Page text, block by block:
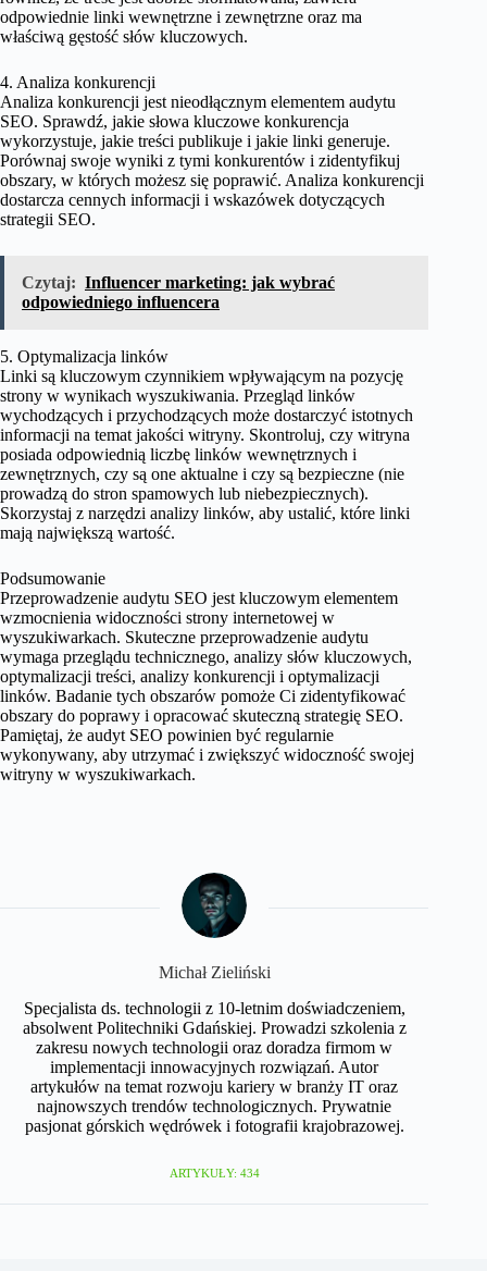
odpowiednie linki wewnętrzne i zewnętrzne oraz ma
właściwą gęstość słów kluczowych.
4. Analiza konkurencji
Analiza konkurencji jest nieodłącznym elementem audytu
SEO. Sprawdź, jakie słowa kluczowe konkurencja
wykorzystuje, jakie treści publikuje i jakie linki generuje.
Porównaj swoje wyniki z tymi konkurentów i zidentyfikuj
obszary, w których możesz się poprawić. Analiza konkurencji
dostarcza cennych informacji i wskazówek dotyczących
strategii SEO.
Czytaj: Influencer marketing: jak wybrać
odpowiedniego influencera
5. Optymalizacja linków
Linki są kluczowym czynnikiem wpływającym na pozycję
strony w wynikach wyszukiwania. Przegląd linków
wychodzących i przychodzących może dostarczyć istotnych
informacji na temat jakości witryny. Skontroluj, czy witryna
posiada odpowiednią liczbę linków wewnętrznych i
zewnętrznych, czy są one aktualne i czy są bezpieczne (nie
prowadzą do stron spamowych lub niebezpiecznych).
Skorzystaj z narzędzi analizy linków, aby ustalić, które linki
mają największą wartość.
Podsumowanie
Przeprowadzenie audytu SEO jest kluczowym elementem
wzmocnienia widoczności strony internetowej w
wyszukiwarkach. Skuteczne przeprowadzenie audytu
wymaga przeglądu technicznego, analizy słów kluczowych,
optymalizacji treści, analizy konkurencji i optymalizacji
linków. Badanie tych obszarów pomoże Ci zidentyfikować
obszary do poprawy i opracować skuteczną strategię SEO.
Pamiętaj, że audyt SEO powinien być regularnie
wykonywany, aby utrzymać i zwiększyć widoczność swojej
witryny w wyszukiwarkach.
Michał Zieliński
Specjalista ds. technologii z 10-letnim doświadczeniem,
absolwent Politechniki Gdańskiej. Prowadzi szkolenia z
zakresu nowych technologii oraz doradza firmom w
implementacji innowacyjnych rozwiązań. Autor
artykułów na temat rozwoju kariery w branży IT oraz
najnowszych trendów technologicznych. Prywatnie
pasjonat górskich wędrówek i fotografii krajobrazowej.
ARTYKUŁY: 434